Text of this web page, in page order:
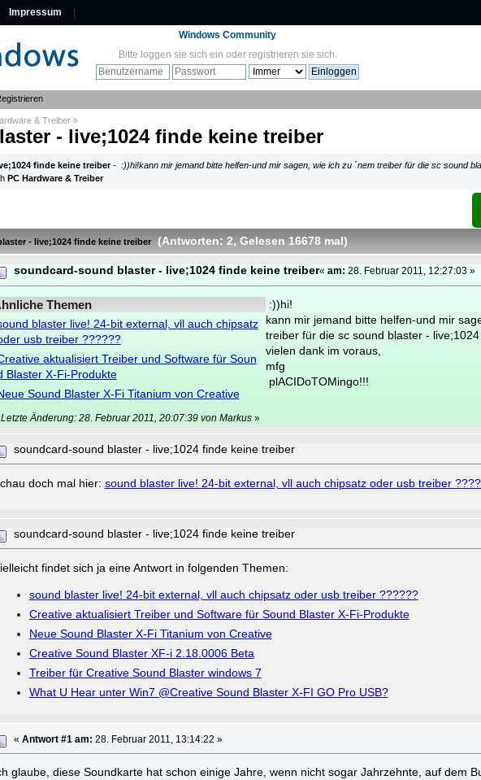
Impressum
Windows Community
Bitte loggen sie sich ein oder registrieren sie sich.
& Treiber»
- live;1024 finde keine treiber
finde keine treiber- :))hi!kann mir jemand bitte helfen-und mir sagen, wie ich zu ´nem treiber für die sc sound
PC Hardware & Treiber
- live;1024 finde keine treiber (Antworten: 2, Gelesen 16678 mal )
soundcard-sound blaster - live;1024 finde keine treiber«am: 28. Februar 2011, 12:27:03 »
Themen
blaster live! 24-bit external, vll auch chipsatz
usb treiber ??????
aktualisiert Treiber und Software für Soun
Blaster X-Fi-Produkte
Sound Blaster X-Fi Titanium von Creative
:))hi!
kann mir jemand bitte helfen-und mir
treiber für die sc sound blaster -
vielen dank im voraus,
mfg
plACIDoTOMingo!!!
Letzte Änderung: 28. Februar 2011, 20:07:39 von Markus»
soundcard-sound blaster - live;1024 finde keine treiber
doch mal hier: sound blaster live! 24-bit external, vll auch chipsatz oder usb treiber
soundcard-sound blaster - live;1024 finde keine treiber
findet sich ja eine Antwort in folgenden Themen:
sound blaster live! 24-bit external, vll auch chipsatz oder usb treiber ??????
Creative aktualisiert Treiber und Software für Sound Blaster X-Fi-Produkte
Neue Sound Blaster X-Fi Titanium von Creative
Creative Sound Blaster XF-i 2.18.0006 Beta
Treiber für Creative Sound Blaster windows 7
What U Hear unter Win7 @Creative Sound Blaster X-FI GO Pro USB?
«Antwort #1 am: 28. Februar 2011, 13:14:22 »
glaube, diese Soundkarte hat schon einige Jahre, wenn nicht sogar Jahrzehnte, auf dem